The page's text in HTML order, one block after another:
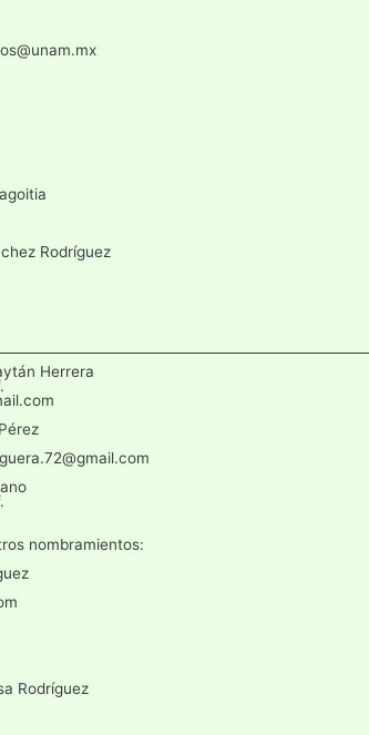
Rodríguez
Herrera
nombramientos:
Rodríguez